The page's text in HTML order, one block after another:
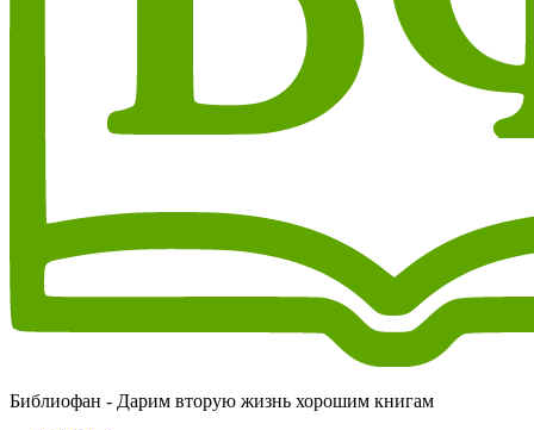
Библиофан - Дарим вторую жизнь хорошим книгам